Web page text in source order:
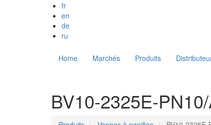
fr
en
de
ru
Main
FR
Home Marchés Produits
BV10-2325E-